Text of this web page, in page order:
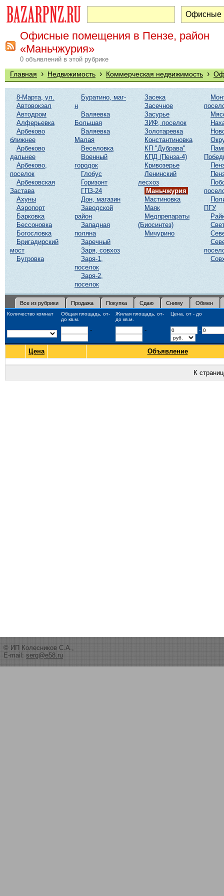
Офисные помещения в Пензе, район
«Маньчжурия»
0 объявлений в этой рубрике
Главная › Недвижимость › Коммерческая недвижимость ›
8-Марта, ул.
Автовокзал
Автодром
Алферьевка
Арбеково
ближнее
Арбеково
дальнее
Арбеково,
поселок
Арбековская
Застава
Ахуны
Аэропорт
Барковка
Бессоновка
Богословка
Бригадирский
мост
Бугровка
Буратино, маг-
н
Валяевка
Большая
Валяевка
Малая
Веселовка
Военный
городок
Глобус
Горизонт
ГПЗ-24
Дон, магазин
Заводской
район
Западная
поляна
Заречный
Заря, совхоз
Заря-1,
поселок
Заря-2,
поселок
Засека
Засечное
Засурье
ЗИФ, поселок
Золотаревка
Константиновка
КП "Дубрава"
КПД (Пенза-4)
Кривозерье
Ленинский
лесхоз
Маньчжурия
Мастиновка
Маяк
Медпрепараты
(Биосинтез)
Мичурино
ПГУ
Все из рубрики Продажа Покупка Сдаю Сниму Обмен
Количество комнат
Общая площадь, от-
до кв.м.
Жилая площадь, от-
до кв.м.
Цена, от - до
- - -
Цена Объявление
К
© ИП Колесников С.А.,
E-mail: serg@e58.ru